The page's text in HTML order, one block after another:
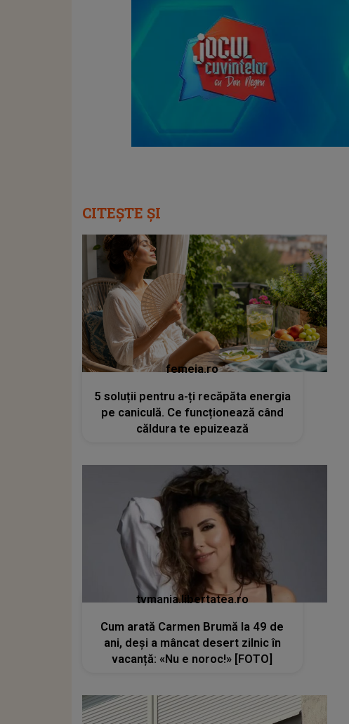
CITEȘTE ȘI
femeia.ro
5 soluții pentru a-ți recăpăta energia
pe caniculă. Ce funcționează când
căldura te epuizează
tvmania.libertatea.ro
Cum arată Carmen Brumă la 49 de
ani, deși a mâncat desert zilnic în
vacanță: «Nu e noroc!» [FOTO]